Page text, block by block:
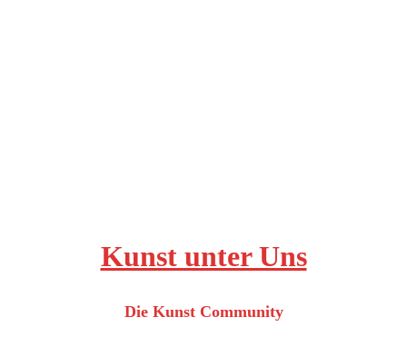
Kunst unter Uns
Die Kunst Community